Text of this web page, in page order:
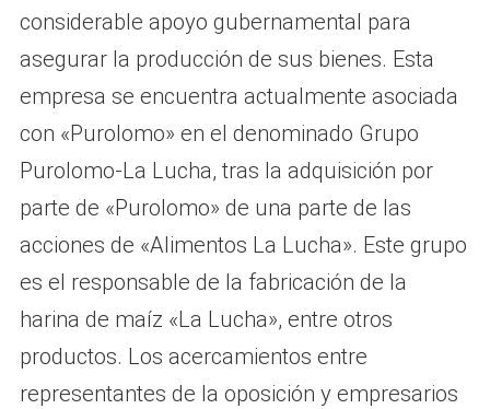
considerable apoyo gubernamental para
asegurar la producción de sus bienes. Esta
empresa se encuentra actualmente asociada
con «Purolomo» en el denominado Grupo
Purolomo-La Lucha, tras la adquisición por
parte de «Purolomo» de una parte de las
acciones de «Alimentos La Lucha». Este grupo
es el responsable de la fabricación de la
harina de maíz «La Lucha», entre otros
productos. Los acercamientos entre
representantes de la oposición y empresarios